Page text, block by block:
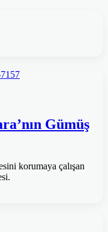
Gümüş
korumaya çalışan